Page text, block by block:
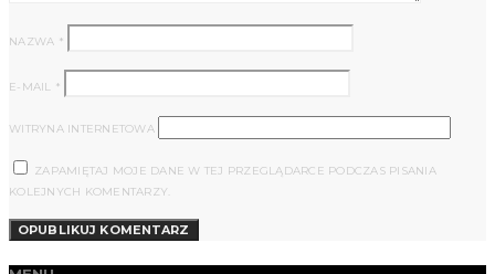
NAZWA *
E-MAIL *
WITRYNA INTERNETOWA
ZAPAMIĘTAJ MOJE DANE W TEJ PRZEGLĄDARCE PODCZAS PISANIA
KOLEJNYCH KOMENTARZY.